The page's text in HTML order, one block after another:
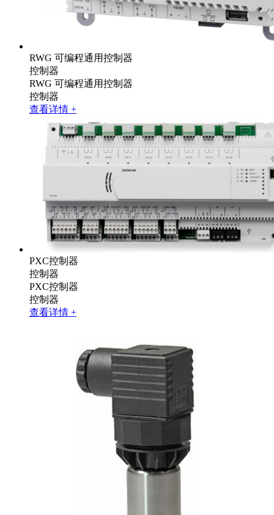
RWG 可编程通用控制器
控制器
RWG 可编程通用控制器
控制器
查看详情 +
PXC控制器
控制器
PXC控制器
控制器
查看详情 +